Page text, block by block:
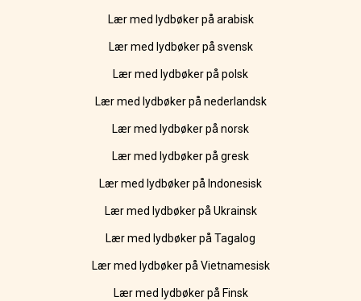
Lær med lydbøker på arabisk
Lær med lydbøker på svensk
Lær med lydbøker på polsk
Lær med lydbøker på nederlandsk
Lær med lydbøker på norsk
Lær med lydbøker på gresk
Lær med lydbøker på Indonesisk
Lær med lydbøker på Ukrainsk
Lær med lydbøker på Tagalog
Lær med lydbøker på Vietnamesisk
Lær med lydbøker på Finsk